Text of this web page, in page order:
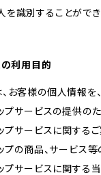
を識別することがで
利用目的
、お客様の個人情報を
ップサービスの提供の
ップサービスに関す
ップの商品、サービス
ップサービスに関する